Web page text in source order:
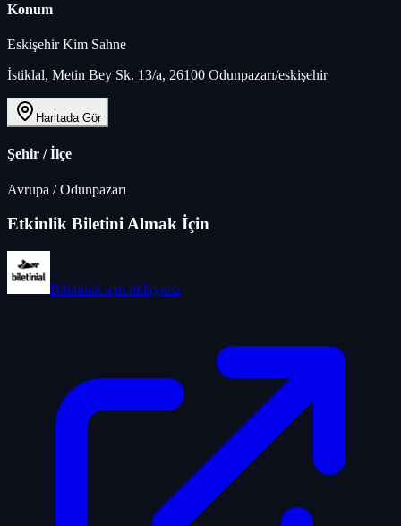
Konum
Eskişehir Kim Sahne
İstiklal, Metin Bey Sk. 13/a, 26100 Odunpazarı/eskişehir
Haritada Gör
Şehir / İlçe
Avrupa /Odunpazarı
Etkinlik Biletini Almak İçin
Biletinial için tıklayınız